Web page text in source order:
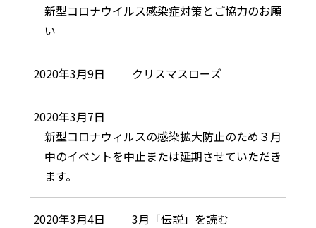
新型コロナウイルス感染症対策とご協力のお願
い
2020年3月9日 クリスマスローズ
2020年3月7日
新型コロナウィルスの感染拡大防止のため３月
中のイベントを中止または延期させていただき
ます。
2020年3月4日 3月「伝説」を読む